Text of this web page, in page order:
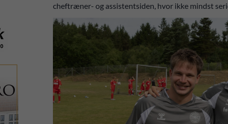
cheftræner- og assistentsiden, hvor ikke mindst